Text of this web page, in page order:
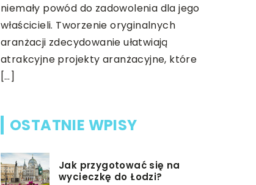
niemały powód do zadowolenia dla jego
właścicieli. Tworzenie oryginalnych
aranżacji zdecydowanie ułatwiają
atrakcyjne projekty aranżacyjne, które
[…]
OSTATNIE WPISY
Jak przygotować się na
wycieczkę do Łodzi?